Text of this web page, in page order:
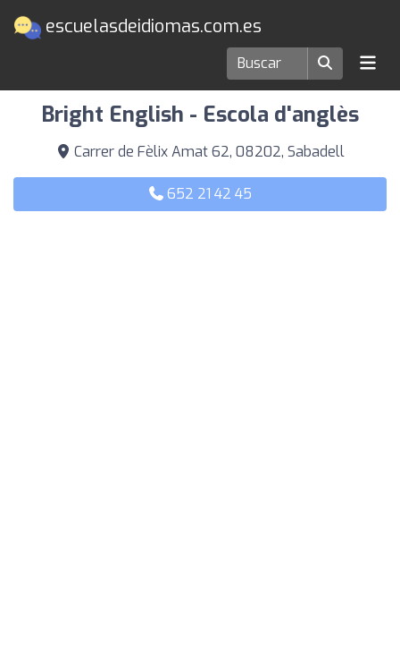
escuelasdeidiomas.com.es
Escuelas de idiomas en Sabadell
Bright English - Escola d'anglès
Carrer de Fèlix Amat 62, 08202, Sabadell
652 21 42 45